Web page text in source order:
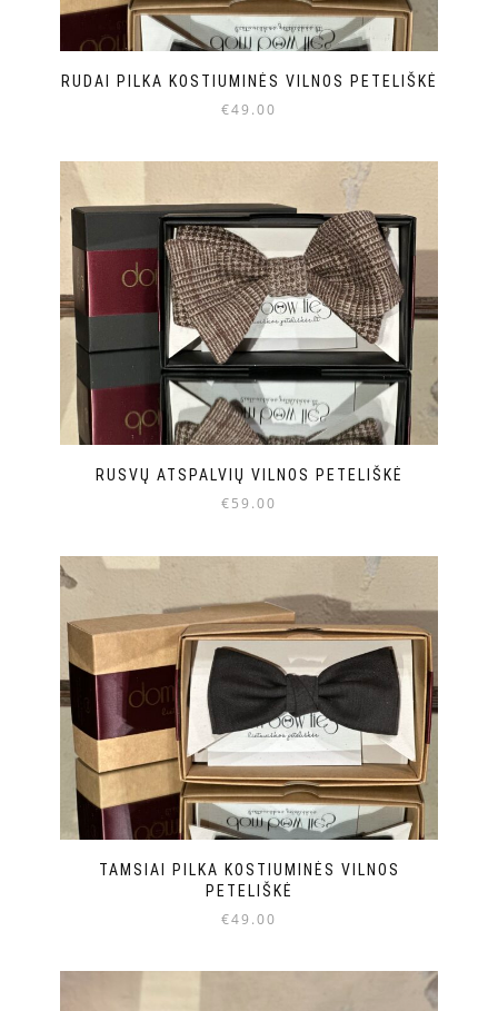
RUDAI PILKA KOSTIUMINĖS VILNOS PETELIŠKĖ
€49.00
RUSVŲ ATSPALVIŲ VILNOS PETELIŠKĖ
€59.00
TAMSIAI PILKA KOSTIUMINĖS VILNOS
PETELIŠKĖ
€49.00